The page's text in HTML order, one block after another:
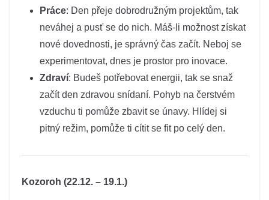
Práce: Den přeje dobrodružným projektům, tak
neváhej a pusť se do nich. Máš-li možnost získat
nové dovednosti, je správný čas začít. Neboj se
experimentovat, dnes je prostor pro inovace.
Zdraví: Budeš potřebovat energii, tak se snaž
začít den zdravou snídaní. Pohyb na čerstvém
vzduchu ti pomůže zbavit se únavy. Hlídej si
pitný režim, pomůže ti cítit se fit po celý den.
Kozoroh (22.12. – 19.1.)